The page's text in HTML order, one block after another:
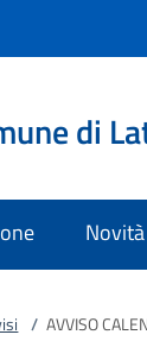
di
Novità
/ AVVISO